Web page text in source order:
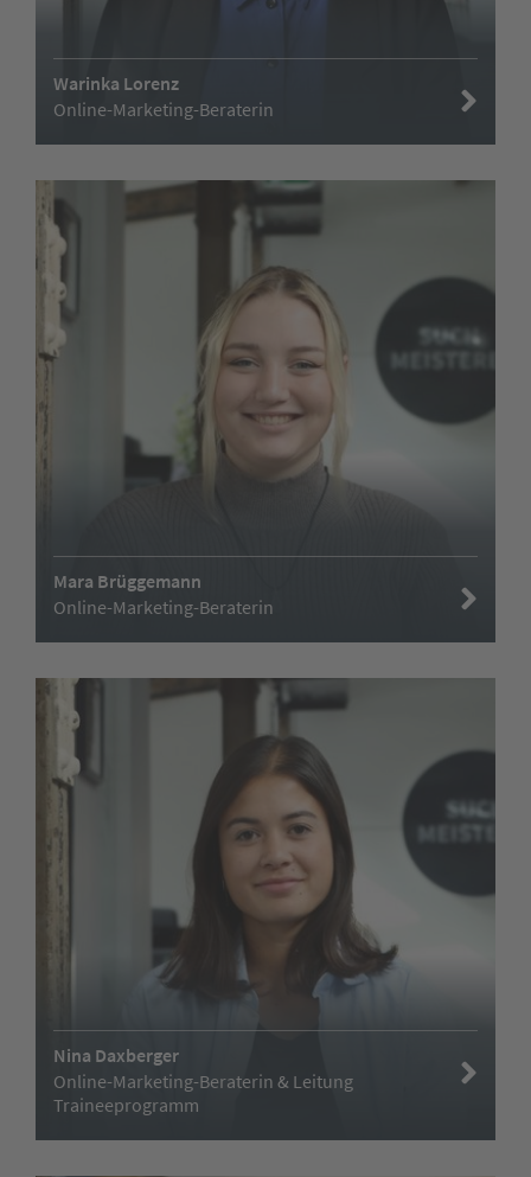
Warinka Lorenz
Online-Marketing-Beraterin
Mara Brüggemann
Online-Marketing-Beraterin
Nina Daxberger
Online-Marketing-Beraterin & Leitung
Traineeprogramm